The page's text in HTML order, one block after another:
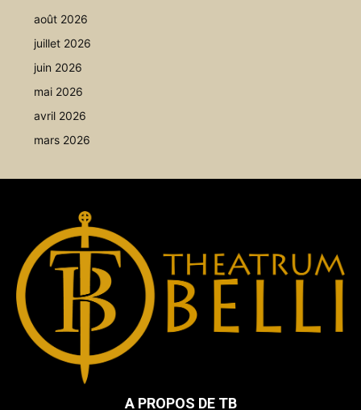
août 2026
juillet 2026
juin 2026
mai 2026
avril 2026
mars 2026
A PROPOS DE TB